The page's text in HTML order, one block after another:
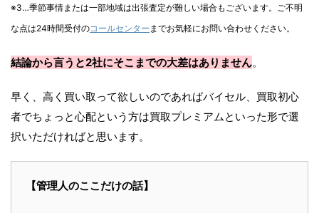
※3…季節事情または一部地域は出張査定が難しい場合もございます。ご不明
な点は24時間受付のコールセンター までお気軽にお問い合わせください。
結論から言うと2社にそこまでの大差はありません。
早く、高く買い取って欲しいのであればバイセル、買取初心
者でちょっと心配という方は買取プレミアムといった形で選
択いただければと思います。
【管理人のここだけの話】